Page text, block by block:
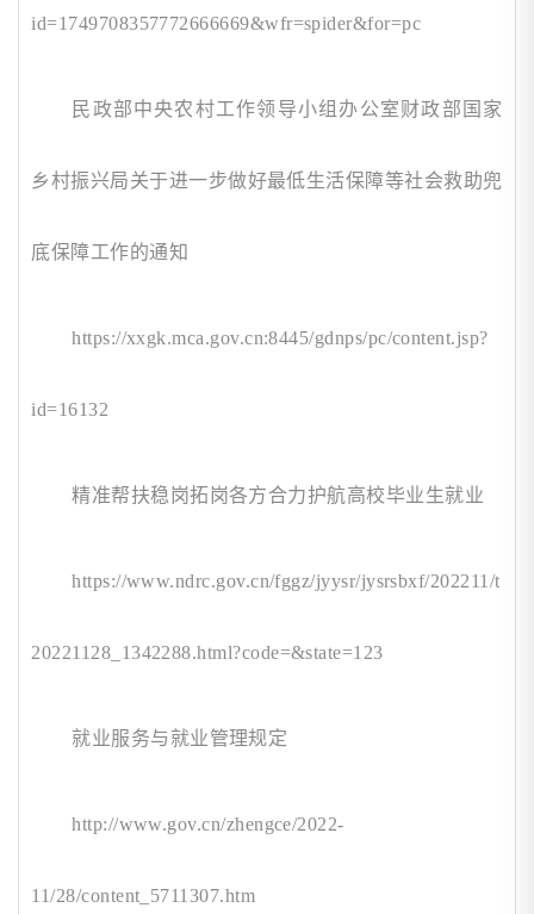
id=1749708357772666669&wfr=spider&for=pc
民政部中央农村工作领导小组办公室财政部国家
乡村振兴局关于进一步做好最低生活保障等社会救助兜
底保障工作的通知
https://xxgk.mca.gov.cn:8445/gdnps/pc/content.jsp?
id=16132
精准帮扶稳岗拓岗各方合力护航高校毕业生就业
https://www.ndrc.gov.cn/fggz/jyysr/jysrsbxf/202211/t
20221128_1342288.html?code=&state=123
就业服务与就业管理规定
http://www.gov.cn/zhengce/2022-
11/28/content_5711307.htm